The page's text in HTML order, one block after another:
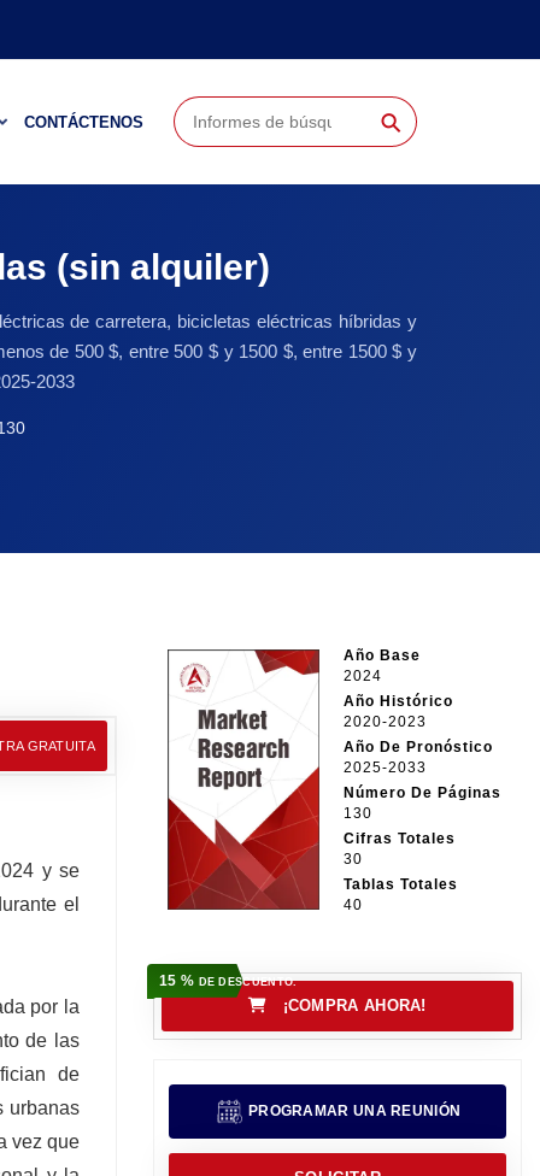
CONTÁCTENOS ⚲
(sin alquiler)
de carretera, bicicletas eléctricas híbridas y
de 500 $, entre 500 $ y 1500 $, entre 1500 $ y
2033
GRATUITA
y se
el
por la
de las
de
urbanas
vez que
Año Base
2024
Año Histórico
2020-2023
Año De Pronóstico
2025-2033
Número De Páginas
130
Cifras Totales
30
Tablas Totales
40
15 % DE DESCUENTO.
¡COMPRA AHORA!
PROGRAMAR UNA REUNIÓN